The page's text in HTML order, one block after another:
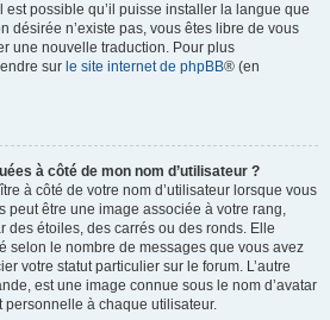
est possible qu’il puisse installer la langue que
désirée n’existe pas, vous êtes libre de vous
une nouvelle traduction. Pour plus
sur le site internet de phpBB® (en
à côté de mon nom d’utilisateur ?
à côté de votre nom d’utilisateur lorsque vous
peut être une image associée à votre rang,
des étoiles, des carrés ou des ronds. Elle
selon le nombre de messages que vous avez
votre statut particulier sur le forum. L’autre
est une image connue sous le nom d’avatar
à chaque utilisateur.